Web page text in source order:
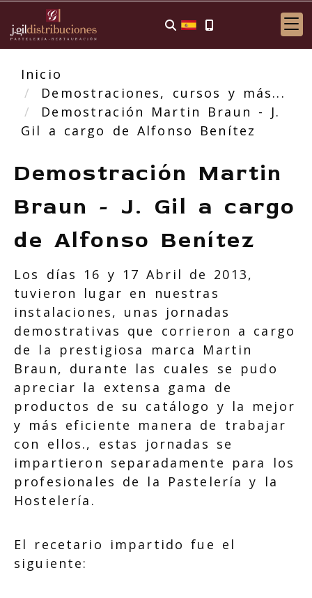
Inicio
Demostraciones, cursos y más...
Demostración Martin Braun - J.
Gil a cargo de Alfonso Benítez
Demostración Martin
Braun - J. Gil a cargo
de Alfonso Benítez
Los días 16 y 17 Abril de 2013,
tuvieron lugar en nuestras
instalaciones, unas jornadas
demostrativas que corrieron a cargo
de la prestigiosa marca Martin
Braun, durante las cuales se pudo
apreciar la extensa gama de
productos de su catálogo y la mejor
y más eficiente manera de trabajar
con ellos., estas jornadas se
impartieron separadamente para los
profesionales de la Pastelería y la
Hostelería.
El recetario impartido fue el
siguiente: